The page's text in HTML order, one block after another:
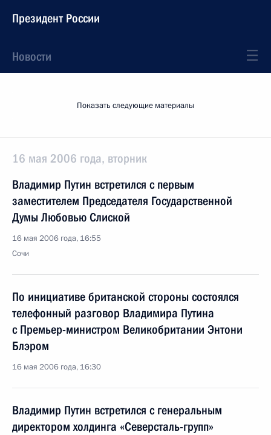
Президент России
Новости
Показать следующие материалы
16 мая 2006 года, вторник
Владимир Путин встретился с первым
заместителем Председателя Государственной
Думы Любовью Слиской
16 мая 2006 года, 16:55
Сочи
По инициативе британской стороны состоялся
телефонный разговор Владимира Путина
с Премьер-министром Великобритании Энтони
Блэром
16 мая 2006 года, 16:30
Владимир Путин встретился с генеральным
директором холдинга «Северсталь-групп»